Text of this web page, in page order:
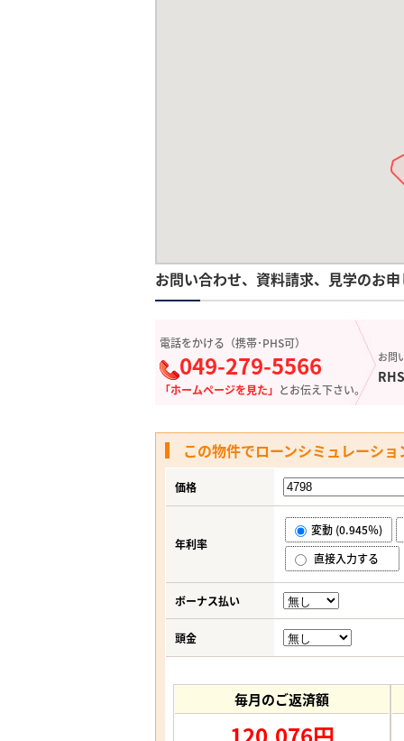
お問い合わせ、資料請求、見学のお
電話をかける（携帯･PHS可）
049-279-5566
「ホームページを見た」 とお伝え下さい。
お問
この物件でローンシミュレーショ
価格
年利率
変動 (0.945％)
直接入力する
ボーナス払い
頭金
毎月のご返済額